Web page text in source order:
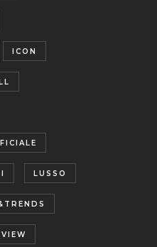
ICON
LUSSO